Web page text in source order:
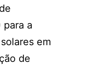
para a
em
de